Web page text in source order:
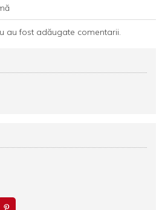
au fost adăugate comentarii.